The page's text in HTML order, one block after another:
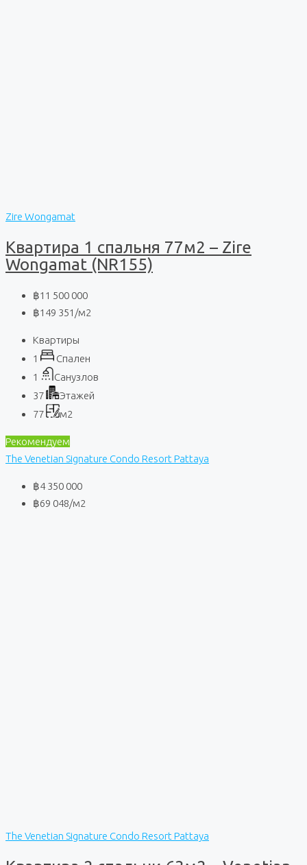
Zire Wongamat
Квартира 1 спальня 77м2 – Zire
Wongamat (NR155)
฿11 500 000
฿149 351 /м2
Квартиры
1
Спален
1
Санузлов
37
Этажей
77
м2
Рекомендуем
The Venetian Signature Condo Resort Pattaya
฿4 350 000
฿69 048/м2
The Venetian Signature Condo Resort Pattaya